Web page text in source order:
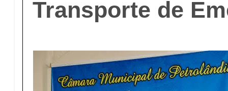
Transporte de